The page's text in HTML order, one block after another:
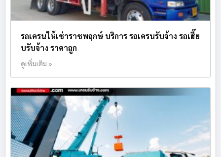
รถเครนให้เช่าราชพฤกษ์ บริการ รถเครนรับจ้าง รถเฮี๊ย
บรับจ้าง ราคาถูก
ดูเพิ่มเติม »